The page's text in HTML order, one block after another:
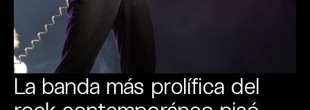
La banda más prolífica del